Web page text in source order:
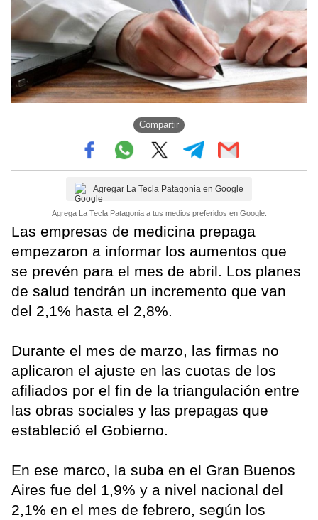
Compartir
Agregar La Tecla Patagonia en Google
Agrega La Tecla Patagonia a tus medios preferidos en Google.
Las empresas de medicina prepaga
empezaron a informar los aumentos que
se prevén para el mes de abril. Los planes
de salud tendrán un incremento que van
del 2,1% hasta el 2,8%.
Durante el mes de marzo, las firmas no
aplicaron el ajuste en las cuotas de los
afiliados por el fin de la triangulación entre
las obras sociales y las prepagas que
estableció el Gobierno.
En ese marco, la suba en el Gran Buenos
Aires fue del 1,9% y a nivel nacional del
2,1% en el mes de febrero, según los